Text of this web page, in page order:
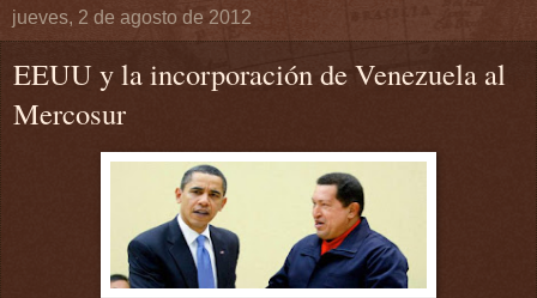
jueves, 2 de agosto de 2012
EEUU y la incorporación de Venezuela al
Mercosur